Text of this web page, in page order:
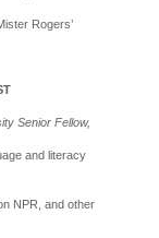
Rogers’
Senior Fellow,
and literacy
NPR, and other